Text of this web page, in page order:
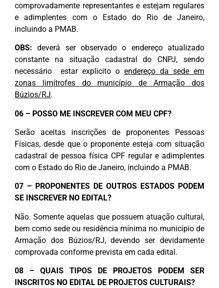
comprovadamente representantes e estejam regulares
e adimplentes com o Estado do Rio de Janeiro,
incluindo a PMAB.
OBS: deverá ser observado o endereço atualizado
constante na situação cadastral do CNPJ, sendo
necessário estar explicito o endereço da sede em
zonas limítrofes do município de Armação dos
Búzios/RJ.
06 – POSSO ME INSCREVER COM MEU CPF?
Serão aceitas inscrições de proponentes Pessoas
Físicas, desde que o proponente esteja com situação
cadastral de pessoa física CPF regular e adimplentes
com o Estado do Rio de Janeiro, incluindo a PMAB.
07 – PROPONENTES DE OUTROS ESTADOS PODEM
SE INSCREVER NO EDITAL?
Não. Somente aquelas que possuem atuação cultural,
bem como sede ou residência mínima no município de
Armação dos Búzios/RJ, devendo ser devidamente
comprovada conforme prevista em cada edital.
08 – QUAIS TIPOS DE PROJETOS PODEM SER
INSCRITOS NO EDITAL DE PROJETOS CULTURAIS?